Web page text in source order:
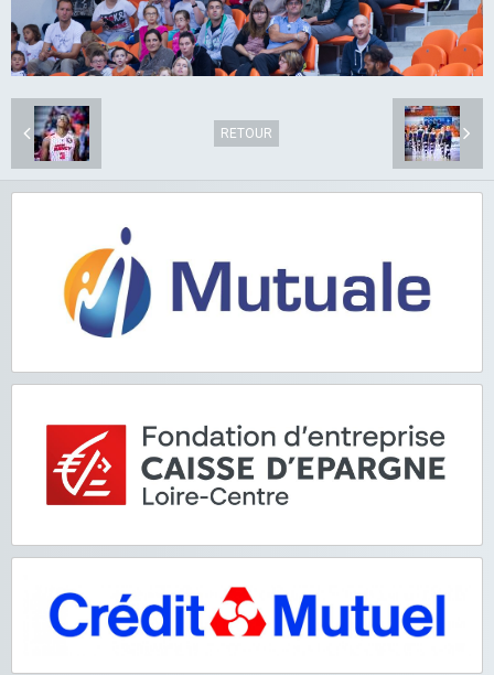
RETOUR